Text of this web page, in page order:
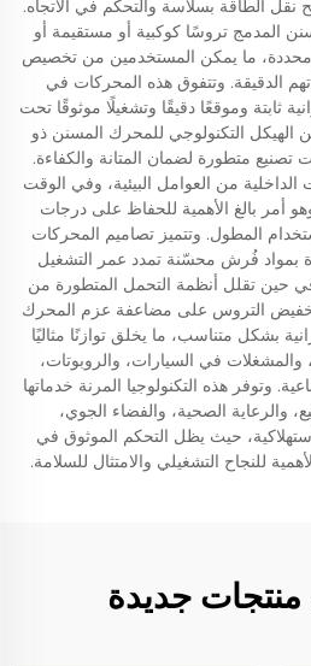
الطاقة بسلاسة والتحكم في الاتجاه.
المدمج تروسًا كوكبية أو مستقيمة أو
ما يمكن المستخدمين من تخصيص
الدقيقة. وتتفوق هذه المحركات في
ثابتة وموقعًا دقيقًا وتشغيلًا موثوقًا تحت
التكنولوجي للمحرك المسنن ذو
تصنيع متطورة لضمان المتانة والكفاءة.
من العوامل البيئية، وفي الوقت
أمر بالغ الأهمية للحفاظ على درجات
المطول. وتتميز تصاميم المحركات
بمواد فُرش محسّنة تمدد عمر التشغيل
حين تقلل أنظمة التحمل المتطورة من
تخفيض التروس على مضاعفة عزم المحرك
بشكل متناسب، ما يخلق توازنًا مثاليًا
والمشغلات في السيارات، والروبوتات،
وتوفر هذه التكنولوجيا المرنة خدماتها
والرعاية الصحية، والفضاء الجوي،
حيث يظل التحكم الموثوق في
للنجاح التشغيلي والامتثال للسلامة.
منتجات جديدة